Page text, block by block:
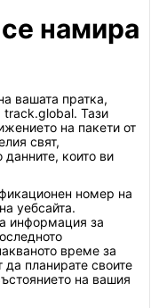
намира
вашата пратка,
track.global. Тази
на пакети от
свят,
които ви
номер на
уебсайта.
информация за
време за
планирате своите
на вашия